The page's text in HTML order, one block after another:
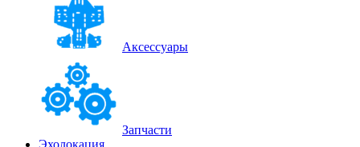
Аксессуары
Запчасти
Эхолокация